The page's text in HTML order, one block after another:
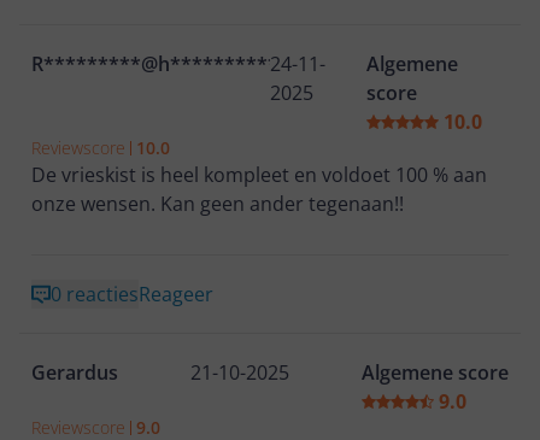
R*********@h**********24-11-
2025
Algemene
score
10.0
Reviewscore 10.0
De vrieskist is heel kompleet en voldoet 100 % aan
onze wensen. Kan geen ander tegenaan!!
0 reactiesReageer
Gerardus 21-10-2025
Algemene score
9.0
Reviewscore 9.0